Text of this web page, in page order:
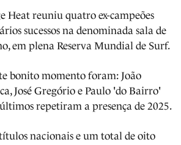
Heat reuniu quatro ex-campeões
sucessos na denominada sala de
em plena Reserva Mundial de Surf.
bonito momento foram: João
José Gregório e Paulo 'do Bairro'
últimos repetiram a presença de 2025.
nacionais e um total de oito